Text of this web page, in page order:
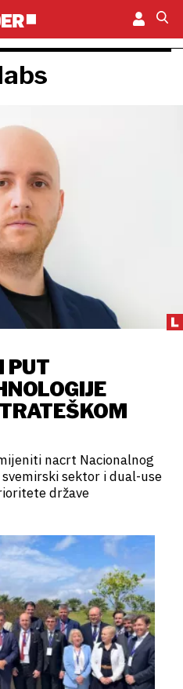
PUT
nacrt Nacionalnog
sektor i dual-use
države